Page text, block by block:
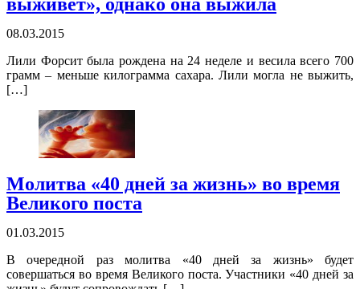
выживет», однако она выжила
08.03.2015
Лили Форсит была рождена на 24 неделе и весила всего 700
грамм – меньше килограмма сахара. Лили могла не выжить,
[…]
Молитва «40 дней за жизнь» во время
Великого поста
01.03.2015
В очередной раз молитва «40 дней за жизнь» будет
совершаться во время Великого поста. Участники «40 дней за